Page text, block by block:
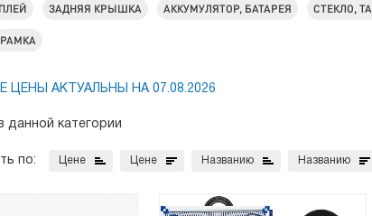
ЗАДНЯЯ КРЫШКА АККУМУЛЯТОР, БАТАРЕЯ СТЕКЛО,
РАМКА
ЦЕНЫ АКТУАЛЬНЫ НА 07.08.2026
данной категории
по: Цене Цене Названию Названию